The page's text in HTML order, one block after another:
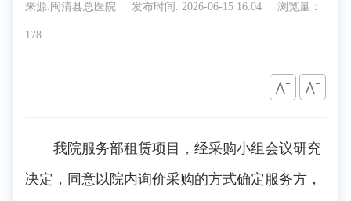
来源:闽清县总医院 发布时间: 2026-06-15 16:04 浏览量：
178
我院服务部租赁项目，经采购小组会议研究
决定，同意以院内询价采购的方式确定服务方，